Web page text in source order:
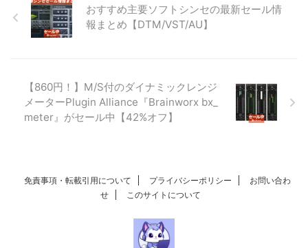
おすすめ主要ソフトシンセの最新セール情
報まとめ【DTM/VST/AU】
【860円！】M/S付のダイナミックレンジ
メーターPlugin Alliance『Brainworx bx_
meter』がセール中【42%オフ】
免責事項・転載引用について プライバシーポリシー
お問い合わ
せ
このサイトについて